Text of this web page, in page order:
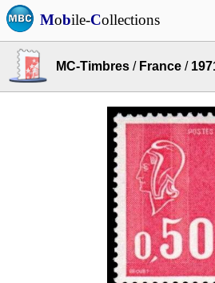
Mobile-Collections
MC-Timbres / France /